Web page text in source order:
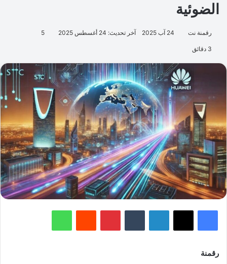
الضوئية
رقمنة نت 24 آب 2025 آخر تحديث: 24 أغسطس 2025 5
فيسبوك لينكدإن بينتيريست
رقمنة